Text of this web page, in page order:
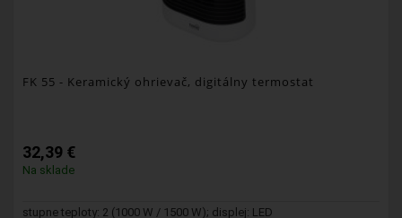
FK 55 - Keramický ohrievač, digitálny termostat
32,39 €
Na sklade
stupne teploty: 2 (1000 W / 1500 W); displej: LED